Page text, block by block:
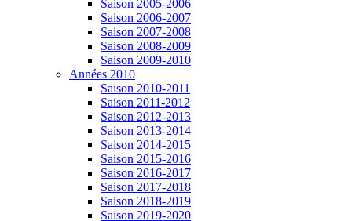
Saison 2005-2006
Saison 2006-2007
Saison 2007-2008
Saison 2008-2009
Saison 2009-2010
Années 2010
Saison 2010-2011
Saison 2011-2012
Saison 2012-2013
Saison 2013-2014
Saison 2014-2015
Saison 2015-2016
Saison 2016-2017
Saison 2017-2018
Saison 2018-2019
Saison 2019-2020